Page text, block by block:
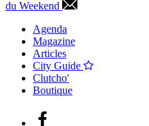
du Weekend
Agenda
Magazine
Articles
City Guide
Clutcho'
Boutique